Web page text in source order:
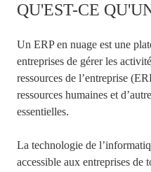
QU'EST-CE
Un ERP en nuage est une
entreprises de gérer les
ressources de l’entreprise
ressources humaines et
essentielles.
La technologie de
accessible aux entreprises de